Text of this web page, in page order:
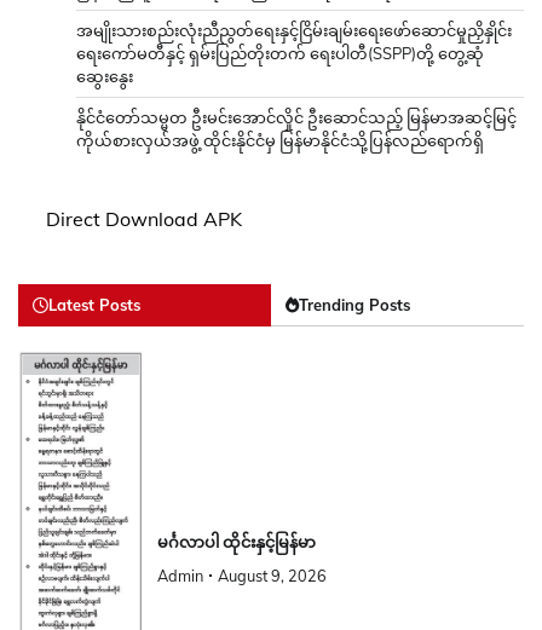
အမျိုးသားစည်းလုံးညီညွတ်ရေးနှင့်ငြိမ်းချမ်းရေးဖော်ဆောင်မှုညှိနှိုင်း
ရေးကော်မတီနှင့် ရှမ်းပြည်တိုးတက် ရေးပါတီ(SSPP)တို့ တွေ့ဆုံ
ဆွေးနွေး
နိုင်ငံတော်သမ္မတ ဦးမင်းအောင်လှိုင် ဦးဆောင်သည့် မြန်မာအဆင့်မြင့်
ကိုယ်စားလှယ်အဖွဲ့ ထိုင်းနိုင်ငံမှ မြန်မာနိုင်ငံသို့ပြန်လည်ရောက်ရှိ
Direct Download APK
Latest Posts Trending Posts
မင်္ဂလာပါ ထိုင်းနှင့်မြန်မာ
Admin August 9, 2026